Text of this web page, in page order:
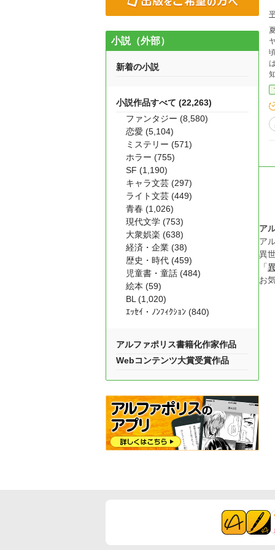
ア
ア
異
「
お
小説（外部）
新着の小説
小説作品すべて (22,263)
ファンタジー (8,580)
恋愛 (5,104)
ミステリー (571)
ホラー (755)
SF (1,190)
キャラ文芸 (297)
ライト文芸 (449)
青春 (1,026)
現代文学 (753)
大衆娯楽 (638)
経済・企業 (38)
歴史・時代 (459)
児童書・童話 (484)
絵本 (59)
BL (1,020)
ｴｯｾｲ・ﾉﾝﾌｨｸｼｮﾝ (840)
アルファポリス書籍化作家作品
Webコンテンツ大賞受賞作品